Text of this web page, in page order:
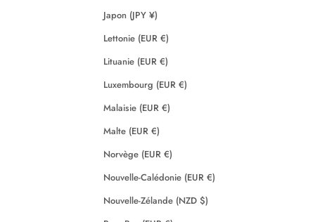
Japon (JPY ¥)
Lettonie (EUR €)
Lituanie (EUR €)
Luxembourg (EUR €)
Malaisie (EUR €)
Malte (EUR €)
Norvège (EUR €)
Nouvelle-Calédonie (EUR €)
Nouvelle-Zélande (NZD $)